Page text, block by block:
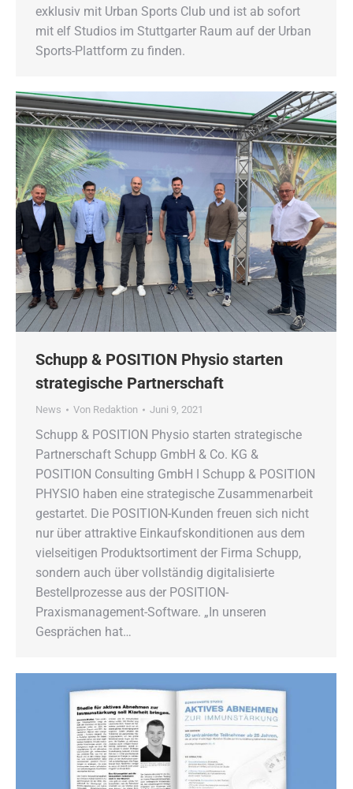
exklusiv mit Urban Sports Club und ist ab sofort
mit elf Studios im Stuttgarter Raum auf der Urban
Sports-Plattform zu finden.
Schupp & POSITION Physio starten
strategische Partnerschaft
News Von Redaktion Juni 9, 2021
Schupp & POSITION Physio starten strategische
Partnerschaft Schupp GmbH & Co. KG &
POSITION Consulting GmbH ǀ Schupp & POSITION
PHYSIO haben eine strategische Zusammenarbeit
gestartet. Die POSITION-Kunden freuen sich nicht
nur über attraktive Einkaufskonditionen aus dem
vielseitigen Produktsortiment der Firma Schupp,
sondern auch über vollständig digitalisierte
Bestellprozesse aus der POSITION-
Praxismanagement-Software. „In unseren
Gesprächen hat…